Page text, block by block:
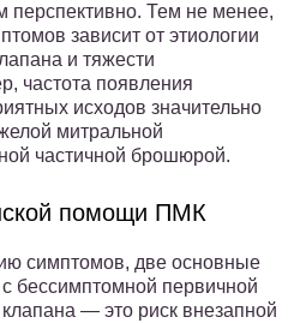
перспективно. Тем не менее,
зависит от этиологии
и тяжести
частота появления
исходов значительно
митральной
частичной брошюрой.
помощи ПМК
симптомов, две основные
бессимптомной первичной
— это риск внезапной